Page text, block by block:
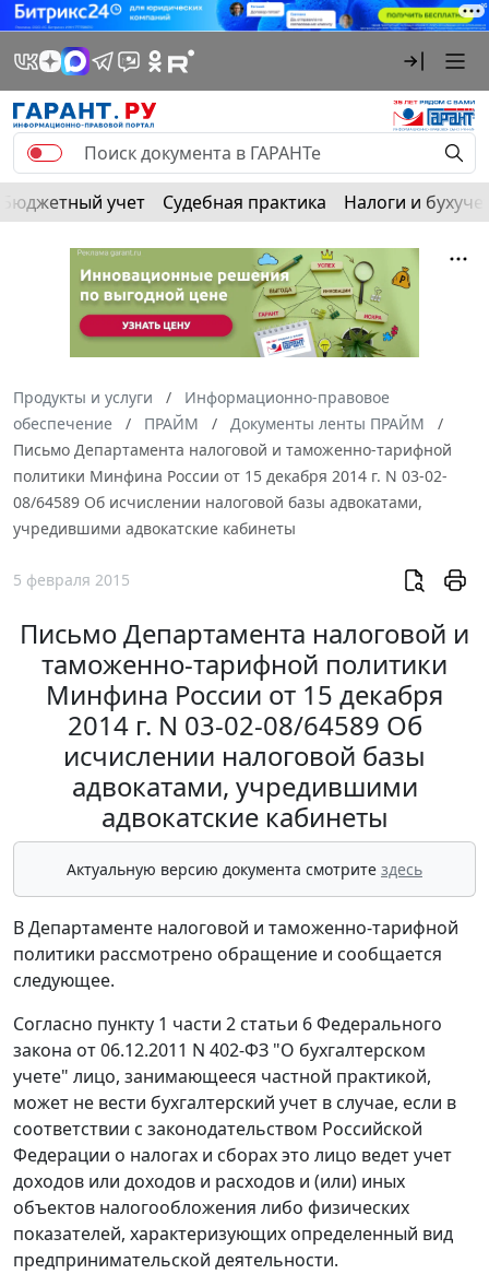
Бюджетный учет Судебная практика Налоги и
Продукты и услуги
Информационно-правовое
обеспечение
ПРАЙМ
Документы ленты ПРАЙМ
Письмо Департамента налоговой и таможенно-тарифной
политики Минфина России от 15 декабря 2014 г. N 03-02-
08/64589 Об исчислении налоговой базы адвокатами,
учредившими адвокатские кабинеты
5 февраля 2015
Письмо Департамента налоговой и
таможенно-тарифной политики
Минфина России от 15 декабря
2014 г. N 03-02-08/64589 Об
исчислении налоговой базы
адвокатами, учредившими
адвокатские кабинеты
Актуальную версию документа смотрите здесь
В Департаменте налоговой и таможенно-тарифной
политики рассмотрено обращение и сообщается
следующее.
Согласно пункту 1 части 2 статьи 6 Федерального
закона от 06.12.2011 N 402-ФЗ "О бухгалтерском
учете" лицо, занимающееся частной практикой,
может не вести бухгалтерский учет в случае, если в
соответствии с законодательством Российской
Федерации о налогах и сборах это лицо ведет учет
доходов или доходов и расходов и (или) иных
объектов налогообложения либо физических
показателей, характеризующих определенный вид
предпринимательской деятельности.